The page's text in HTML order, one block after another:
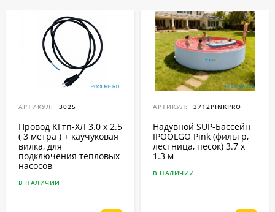
АРТИКУЛ: 3025
Провод КГтп-ХЛ 3.0 x 2.5
( 3 метра ) + каучуковая
вилка, для
подключения тепловых
насосов
В НАЛИЧИИ
АРТИКУЛ: 3712PINKPRO
Надувной SUP-Бассейн
IPOOLGO Pink (фильтр,
лестница, песок) 3.7 x
1.3 м
В НАЛИЧИИ